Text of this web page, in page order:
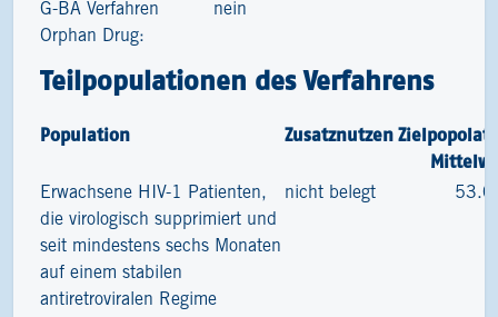
G-BA Verfahren
Orphan Drug:
nein
Teilpopulationen des Verfahrens
Population Zusatznutzen
Erwachsene HIV-1 Patienten,
die virologisch supprimiert und
seit mindestens sechs Monaten
auf einem stabilen
antiretroviralen Regime
nicht belegt